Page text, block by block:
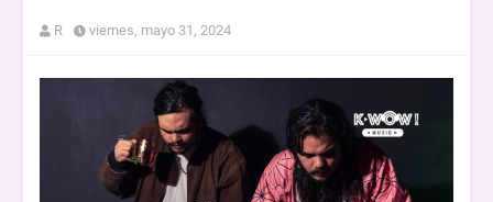
R viernes, mayo 31, 2024